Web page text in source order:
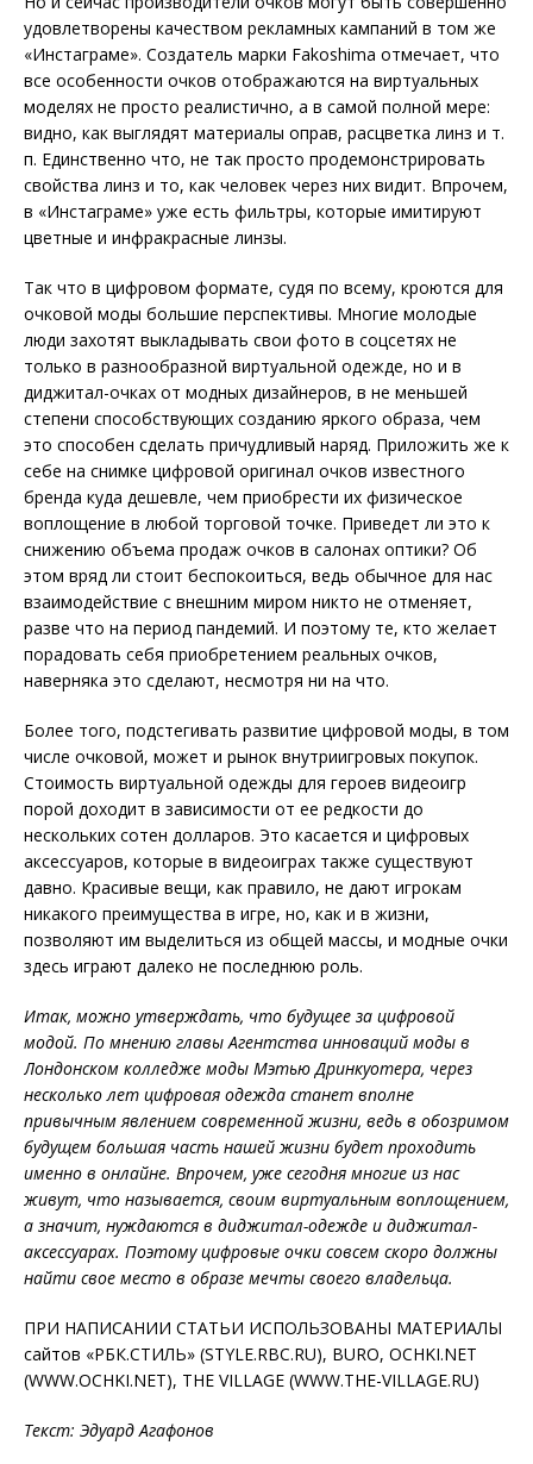
удовлетворены качеством рекламных кампаний в том же
«Инстаграме». Создатель марки Fakoshima отмечает, что
все особенности очков отображаются на виртуальных
моделях не просто реалистично, а в самой полной мере:
видно, как выглядят материалы оправ, расцветка линз и т.
п. Единственно что, не так просто продемонстрировать
свойства линз и то, как человек через них видит. Впрочем,
в «Инстаграме» уже есть фильтры, которые имитируют
цветные и инфракрасные линзы.
Так что в цифровом формате, судя по всему, кроются для
очковой моды большие перспективы. Многие молодые
люди захотят выкладывать свои фото в соцсетях не
только в разнообразной виртуальной одежде, но и в
диджитал-очках от модных дизайнеров, в не меньшей
степени способствующих созданию яркого образа, чем
это способен сделать причудливый наряд. Приложить же к
себе на снимке цифровой оригинал очков известного
бренда куда дешевле, чем приобрести их физическое
воплощение в любой торговой точке. Приведет ли это к
снижению объема продаж очков в салонах оптики? Об
этом вряд ли стоит беспокоиться, ведь обычное для нас
взаимодействие с внешним миром никто не отменяет,
разве что на период пандемий. И поэтому те, кто желает
порадовать себя приобретением реальных очков,
наверняка это сделают, несмотря ни на что.
Более того, подстегивать развитие цифровой моды, в том
числе очковой, может и рынок внутриигровых покупок.
Стоимость виртуальной одежды для героев видеоигр
порой доходит в зависимости от ее редкости до
нескольких сотен долларов. Это касается и цифровых
аксессуаров, которые в видеоиграх также существуют
давно. Красивые вещи, как правило, не дают игрокам
никакого преимущества в игре, но, как и в жизни,
позволяют им выделиться из общей массы, и модные очки
здесь играют далеко не последнюю роль.
Итак, можно утверждать, что будущее за цифровой
модой. По мнению главы Агентства инноваций моды в
Лондонском колледже моды Мэтью Дринкуотера, через
несколько лет цифровая одежда станет вполне
привычным явлением современной жизни, ведь в обозримом
будущем большая часть нашей жизни будет проходить
именно в онлайне. Впрочем, уже сегодня многие из нас
живут, что называется, своим виртуальным воплощением,
а значит, нуждаются в диджитал-одежде и диджитал-
аксессуарах. Поэтому цифровые очки совсем скоро должны
найти свое место в образе мечты своего владельца.
ПРИ НАПИСАНИИ СТАТЬИ ИСПОЛЬЗОВАНЫ МАТЕРИАЛЫ
сайтов «РБК.СТИЛЬ» (STYLE.RBC.RU), BURO, OCHKI.NET
(WWW.OCHKI.NET), THE VILLAGE (WWW.THE-VILLAGE.RU)
Текст: Эдуард Агафонов